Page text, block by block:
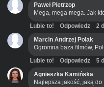
Paweł Pietrzop
Mega, mega mega. Jak
Lubie to! Odpowiedz
2
Marcin Andrzej Polak
Ogromna baza filmów,
Lubie to! Odpowiedz
5
Agnieszka Kamińska
Najlepsza jakość, jaką